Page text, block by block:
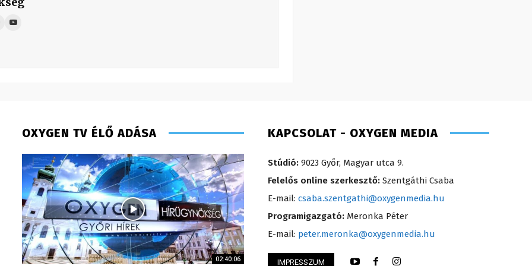
Kőműves Krisztián – programozó, technikus –
OXYGEN TV ÉLŐ ADÁSA
02:40:06
KAPCSOLAT - OXYGEN MEDIA
Stúdió: 9023 Győr, Magyar utca 9.
Felelős online szerkesztő: Szentgáthi Csaba
E-mail: csaba.szentgathi@oxygenmedia.hu
Programigazgató: Meronka Péter
E-mail: peter.meronka@oxygenmedia.hu
IMPRESSZUM